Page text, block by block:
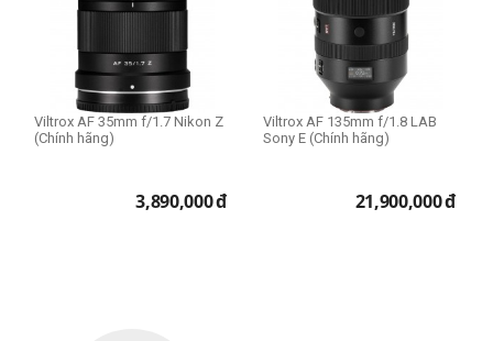
Viltrox AF 35mm f/1.7 Nikon Z
(Chính hãng)
3,890,000đ
Viltrox AF 135mm f/1.8 LAB
Sony E (Chính hãng)
21,900,000đ